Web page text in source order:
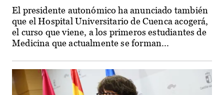
El presidente autonómico ha anunciado también
que el Hospital Universitario de Cuenca acogerá,
el curso que viene, a los primeros estudiantes de
Medicina que actualmente se forman...